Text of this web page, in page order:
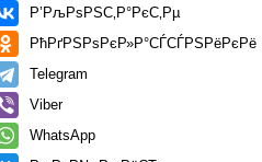
Р’РљРѕРЅС‚Р°РєС‚Рµ
РћРґРЅРѕРєР»Р°СЃСЃРЅРёРєРё
Telegram
Viber
WhatsApp